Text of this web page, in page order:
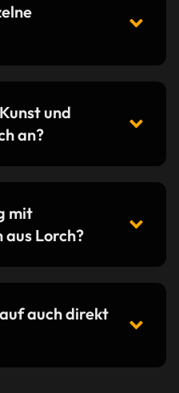
und
an?
mit
aus Lorch?
auch direkt